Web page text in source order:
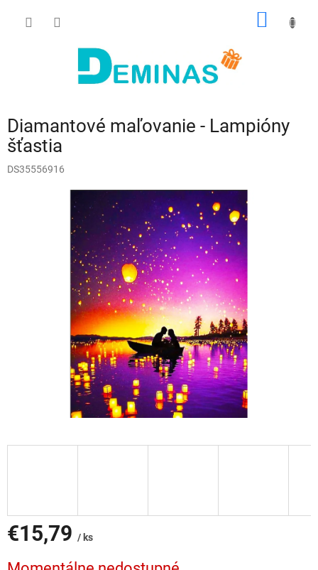
Diamantové maľovanie - Lampióny
šťastia
DS35556916
€15,79 / ks